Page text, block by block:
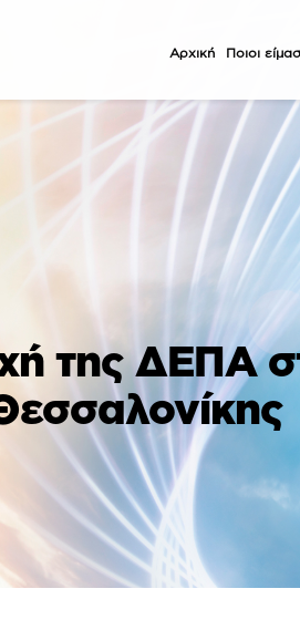
Αρχική Ποιοι
της ΔΕΠΑ